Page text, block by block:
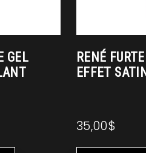
GEL
RENÉ
EFFET
35,00$